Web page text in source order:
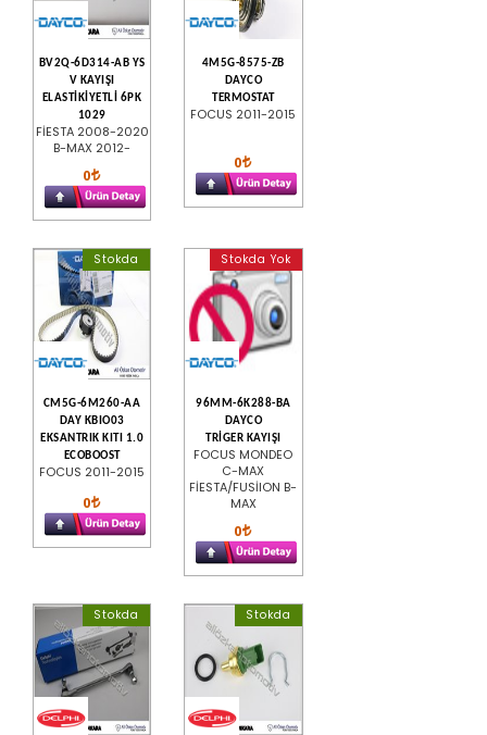
BV2Q-6D314-AB YS
V KAYIŞI
ELASTİKİYETLİ 6PK
1029
FİESTA 2008-2020
B-MAX 2012-
0
4M5G-8575-ZB
DAYCO
TERMOSTAT
FOCUS 2011-2015
0
Stokda
CM5G-6M260-AA
DAY KBIO03
EKSANTRIK KITI 1.0
ECOBOOST
FOCUS 2011-2015
0
Stokda Yok
96MM-6K288-BA
DAYCO
TRİGER KAYIŞI
FOCUS MONDEO
C-MAX
FİESTA/FUSİION B-
MAX
0
Stokda Stokda